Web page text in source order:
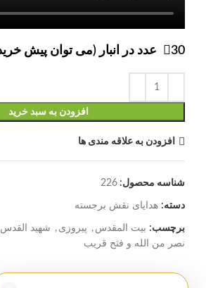
30 عدد در انبار (می توان پیش خرید کرد)
افزودن به سبد خرید
افزودن به علاقه مندی ها
شناسه محصول: 226
دسته: هدایای نقش برجسته
برچسب: بیت المقدس , پیروزی , شهید القدس
نصر من الله و فتح قریب